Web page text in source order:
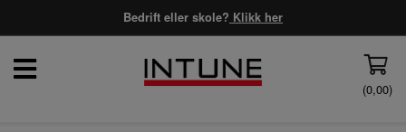
Bedrift eller skole? Klikk her
(0,00)